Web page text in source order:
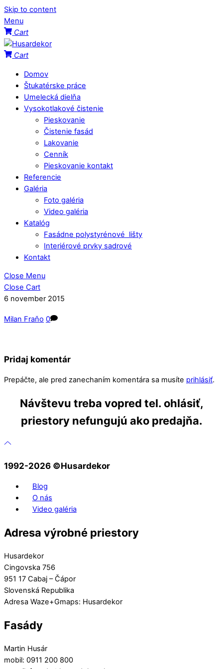
Skip to content
Menu
Cart
Cart
Domov
Štukatérske práce
Umelecká dielňa
Vysokotlakové čistenie
Pieskovanie
Čistenie fasád
Lakovanie
Cenník
Pieskovanie kontakt
Referencie
Galéria
Foto galéria
Video galéria
Katalóg
Fasádne polystyrénové lišty
Interiérové prvky sadrové
Kontakt
Close Menu
Close Cart
6 november 2015
Milan Fraňo 0
Pridaj komentár
Prepáčte, ale pred zanechaním komentára sa musíte prihlásiť.
Návštevu treba vopred tel. ohlásiť,
priestory nefungujú ako predajňa.
1992-2026 ©️Husardekor
Blog
O nás
Video galéria
Adresa výrobné priestory
Husardekor
Cingovska 756
951 17 Cabaj – Čápor
Slovenská Republika
Adresa Waze+Gmaps: Husardekor
Fasády
Martin Husár
mobil: 0911 200 800